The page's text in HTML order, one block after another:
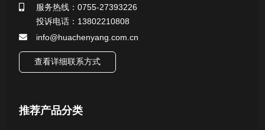
微生物样本保存液（通用运输传媒介质）系列
核酸（DNA&RNA）样本采集与保存套装系列
唾液样本采集装置系列
服务热线：0755-27393226
投诉电话：13802210808
info@huachenyang.com.cn
查看详细联系方式
推荐产品分类